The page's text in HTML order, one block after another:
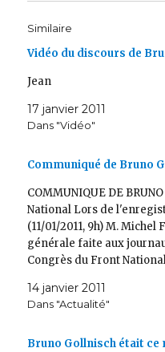
Similaire
Vidéo du discours de
Jean
17 janvier 2011
Dans "Vidéo"
Communiqué de Bruno
COMMUNIQUE DE
National Lors de
(11/01/2011, 9h) M.
générale faite aux
Congrès du Front
14 janvier 2011
Dans "Actualité"
Bruno Gollnisch était ce